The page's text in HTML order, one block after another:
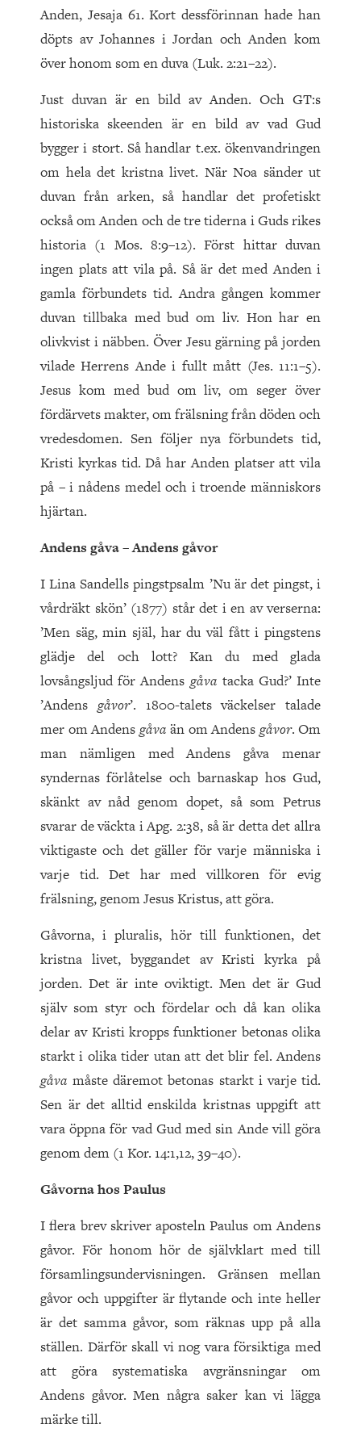
Anden, Jesaja 61. Kort dessförinnan hade han
döpts av Johannes i Jordan och Anden kom
över honom som en duva (Luk. 2:21–22).
Just duvan är en bild av Anden. Och GT:s
historiska skeenden är en bild av vad Gud
bygger i stort. Så handlar t.ex. ökenvandringen
om hela det kristna livet. När Noa sänder ut
duvan från arken, så handlar det profetiskt
också om Anden och de tre tiderna i Guds rikes
historia (1 Mos. 8:9–12). Först hittar duvan
ingen plats att vila på. Så är det med Anden i
gamla förbundets tid. Andra gången kommer
duvan tillbaka med bud om liv. Hon har en
olivkvist i näbben. Över Jesu gärning på jorden
vilade Herrens Ande i fullt mått (Jes. 11:1–5).
Jesus kom med bud om liv, om seger över
fördärvets makter, om frälsning från döden och
vredesdomen. Sen följer nya förbundets tid,
Kristi kyrkas tid. Då har Anden platser att vila
på – i nådens medel och i troende människors
hjärtan.
Andens gåva – Andens gåvor
I Lina Sandells pingstpsalm ’Nu är det pingst, i
vårdräkt skön’ (1877) står det i en av verserna:
’Men säg, min själ, har du väl fått i pingstens
glädje del och lott? Kan du med glada
lovsångsljud för Andens gåva tacka Gud?’ Inte
’Andens gåvor’. 1800-talets väckelser talade
mer om Andens gåva än om Andens gåvor. Om
man nämligen med Andens gåva menar
syndernas förlåtelse och barnaskap hos Gud,
skänkt av nåd genom dopet, så som Petrus
svarar de väckta i Apg. 2:38, så är detta det allra
viktigaste och det gäller för varje människa i
varje tid. Det har med villkoren för evig
frälsning, genom Jesus Kristus, att göra.
Gåvorna, i pluralis, hör till funktionen, det
kristna livet, byggandet av Kristi kyrka på
jorden. Det är inte oviktigt. Men det är Gud
själv som styr och fördelar och då kan olika
delar av Kristi kropps funktioner betonas olika
starkt i olika tider utan att det blir fel. Andens
gåvamåste däremot betonas starkt i varje tid.
Sen är det alltid enskilda kristnas uppgift att
vara öppna för vad Gud med sin Ande vill göra
genom dem (1 Kor. 14:1,12, 39–40).
Gåvorna hos Paulus
I flera brev skriver aposteln Paulus om Andens
gåvor. För honom hör de självklart med till
församlingsundervisningen. Gränsen mellan
gåvor och uppgifter är flytande och inte heller
är det samma gåvor, som räknas upp på alla
ställen. Därför skall vi nog vara försiktiga med
att göra systematiska avgränsningar om
Andens gåvor. Men några saker kan vi lägga
märke till.